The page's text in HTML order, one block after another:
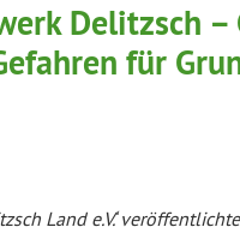
Delitzsch –
für
Land e.V.‘